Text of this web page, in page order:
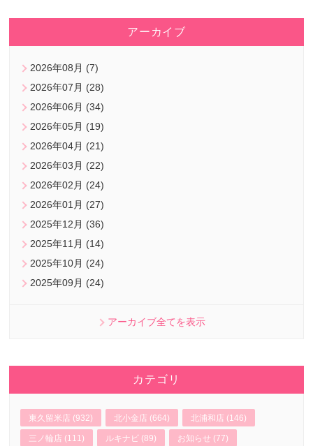
アーカイブ
2026年08月 (7)
2026年07月 (28)
2026年06月 (34)
2026年05月 (19)
2026年04月 (21)
2026年03月 (22)
2026年02月 (24)
2026年01月 (27)
2025年12月 (36)
2025年11月 (14)
2025年10月 (24)
2025年09月 (24)
アーカイブ全てを表示
カテゴリ
東久留米店 (932) 北小金店 (664) 北浦和店 (146)
三ノ輪店 (111) ルキナビ (89) お知らせ (77)